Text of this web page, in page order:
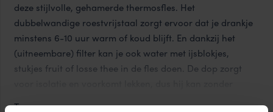
deze stijlvolle, gehamerde thermosfles. Het
dubbelwandige roestvrijstaal zorgt ervoor dat je drankje
minstens 6-10 uur warm of koud blijft. En dankzij het
(uitneembare) filter kan je ook water met ijsblokjes,
stukjes fruit of losse thee in de fles doen. De dop zorgt
Toon meer